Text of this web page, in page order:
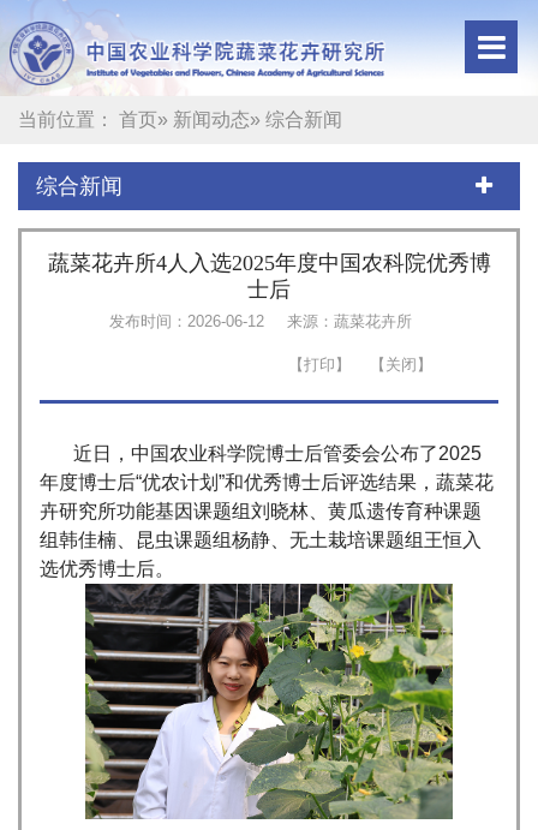
当前位置： 首页» 新闻动态» 综合新闻
综合新闻
蔬菜花卉所4人入选2025年度中国农科院优秀博
士后
发布时间：2026-06-12 来源：蔬菜花卉所
近日，中国农业科学院博士后管委会公布了2025
年度博士后“优农计划”和优秀博士后评选结果，蔬菜花
卉研究所功能基因课题组刘晓林、黄瓜遗传育种课题
组韩佳楠、昆虫课题组杨静、无土栽培课题组王恒入
选优秀博士后。